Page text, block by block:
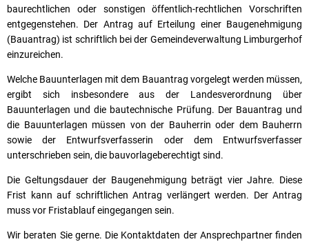
baurechtlichen oder sonstigen öffentlich-rechtlichen Vorschriften
entgegenstehen. Der Antrag auf Erteilung einer Baugenehmigung
(Bauantrag) ist schriftlich bei der Gemeindeverwaltung Limburgerhof
einzureichen.
Welche Bauunterlagen mit dem Bauantrag vorgelegt werden müssen,
ergibt sich insbesondere aus der Landesverordnung über
Bauunterlagen und die bautechnische Prüfung. Der Bauantrag und
die Bauunterlagen müssen von der Bauherrin oder dem Bauherrn
sowie der Entwurfsverfasserin oder dem Entwurfsverfasser
unterschrieben sein, die bauvorlageberechtigt sind.
Die Geltungsdauer der Baugenehmigung beträgt vier Jahre. Diese
Frist kann auf schriftlichen Antrag verlängert werden. Der Antrag
muss vor Fristablauf eingegangen sein.
Wir beraten Sie gerne. Die Kontaktdaten der Ansprechpartner finden